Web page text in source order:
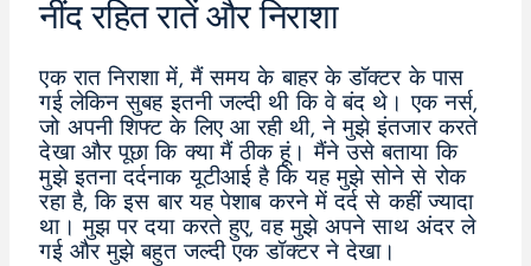
नींद रहित रातें और निराशा
एक रात निराशा में, मैं समय के बाहर के डॉक्टर के पास
गई लेकिन सुबह इतनी जल्दी थी कि वे बंद थे। एक नर्स,
जो अपनी शिफ्ट के लिए आ रही थी, ने मुझे इंतजार करते
देखा और पूछा कि क्या मैं ठीक हूं। मैंने उसे बताया कि
मुझे इतना दर्दनाक यूटीआई है कि यह मुझे सोने से रोक
रहा है, कि इस बार यह पेशाब करने में दर्द से कहीं ज्यादा
था। मुझ पर दया करते हुए, वह मुझे अपने साथ अंदर ले
गई और मुझे बहुत जल्दी एक डॉक्टर ने देखा।